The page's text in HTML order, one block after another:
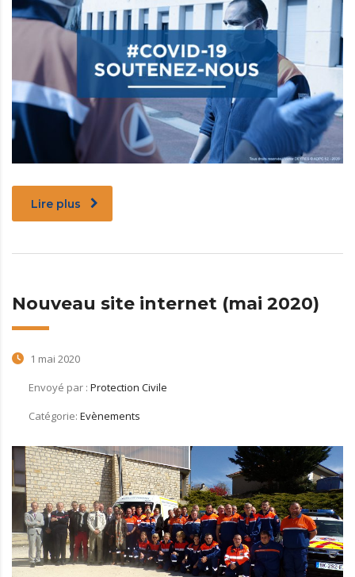
Lire plus
Nouveau site internet (mai 2020)
1 mai 2020
Envoyé par : Protection Civile
Catégorie: Evènements